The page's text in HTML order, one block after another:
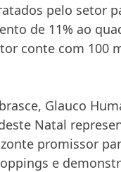
pelo setor
de 11% ao
conte com 100
Glauco
Natal
promissor
e